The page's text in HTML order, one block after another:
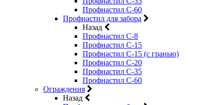
Профнастил С-60
Профнастил для забора
Назад
Профнастил С-8
Профнастил С-15
Профнастил С-15 (с гранью)
Профнастил С-20
Профнастил С-35
Профнастил С-60
Ограждения
Назад